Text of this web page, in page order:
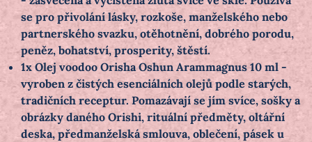
se pro přivolání lásky, rozkoše, manželského nebo
partnerského svazku, otěhotnění, dobrého porodu,
peněz, bohatství, prosperity, štěstí.
1x Olej voodoo Orisha Oshun Arammagnus 10 ml -
vyroben z čistých esenciálních olejů podle starých,
tradičních receptur. Pomazávají se jím svíce, sošky a
obrázky daného Orishi, rituální předměty, oltářní
deska, předmanželská smlouva, oblečení, pásek u